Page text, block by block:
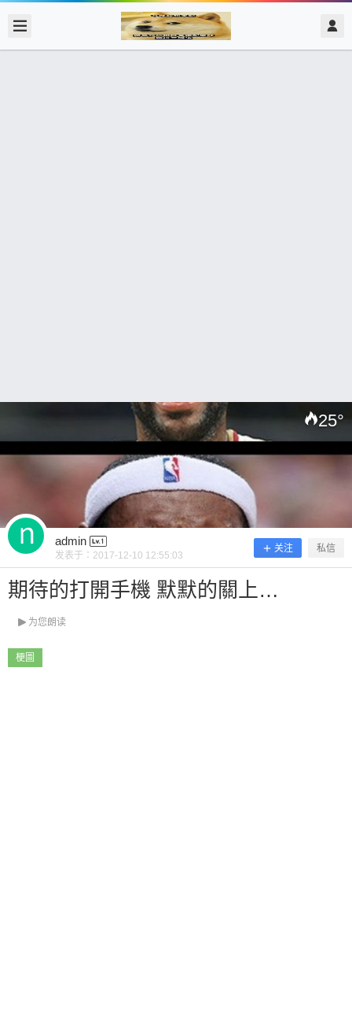
25°
admin
发表于： 2017-12-10 12:55:03
关注 私信
期待的打開手機 默默的關上…
为您朗读
梗圖
admin @ 梗圖大全 MEME NOW 2017/12/10
扫描二维码继续阅读